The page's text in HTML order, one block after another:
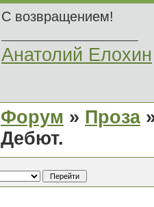
С возвращением!
Анатолий Елохин
Форум » Проза
Дебют.